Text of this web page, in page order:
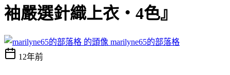
袖嚴選針織上衣‧4色』
marilyne65的部落格
12年前